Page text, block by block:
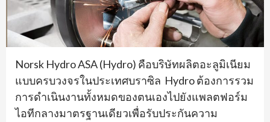
Norsk Hydro ASA (Hydro) คือบริษัทผลิตอะลูมิเนียม
แบบครบวงจรในประเทศบราซิล Hydro ต้องการรวม
การดำเนินงานทั้งหมดของตนเองไปยังแพลตฟอร์ม
ไอทีกลางมาตรฐานเดียวเพื่อรับประกันความ